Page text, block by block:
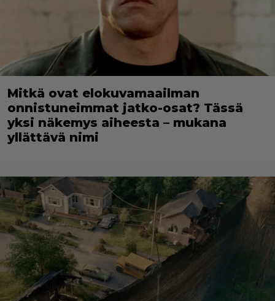
Mitkä ovat elokuvamaailman
onnistuneimmat jatko-osat? Tässä
yksi näkemys aiheesta – mukana
yllättävä nimi